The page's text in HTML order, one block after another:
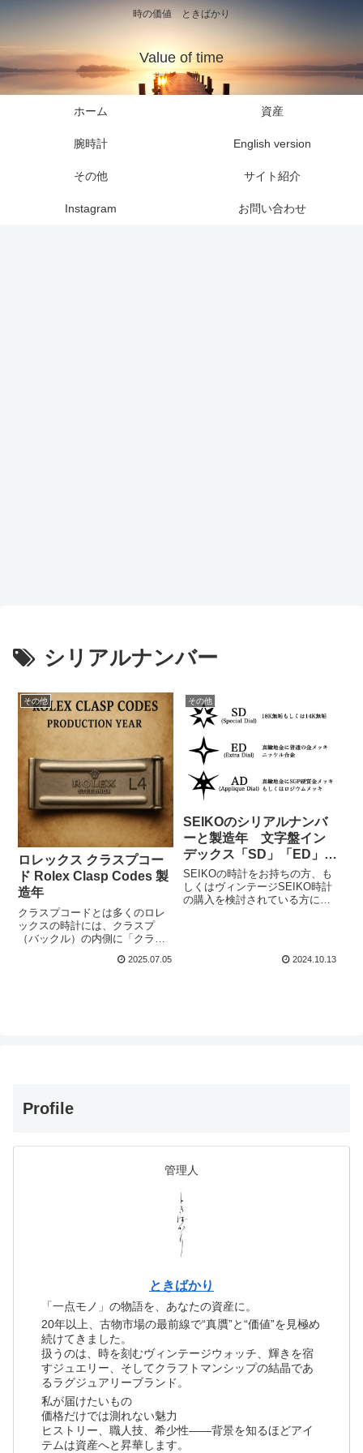
時の価値 ときばかり
Value of time
ホーム 資産
腕時計 English version
その他 サイト紹介
Instagram お問い合わせ
シリアルナンバー
その他
ロレックス クラスプコー
ド Rolex Clasp Codes 製
造年
クラスプコードとは多くのロレ
ックスの時計には、クラスプ
（バックル）の内側に「クラス
れています。このコードから、
2025.07.05
その他
SEIKOのシリアルナンバ
ーと製造年 文字盤イン
デックス「SD」「ED」
「AD」について確認方法
について
SEIKOの時計をお持ちの方、も
しくはヴィンテージSEIKO時計
の購入を検討されている方にと
のシリアルナンバーから製造...
2024.10.13
Profile
管理人
ときばかり
「一点モノ」の物語を、あなたの資産に。
20年以上、古物市場の最前線で“真贋”と“価値”を見極め
続けてきました。
扱うのは、時を刻むヴィンテージウォッチ、輝きを宿
すジュエリー、そしてクラフトマンシップの結晶であ
るラグジュアリーブランド。
私が届けたいもの
価格だけでは測れない魅力
ヒストリー、職人技、希少性――背景を知るほどアイ
テムは資産へと昇華します。